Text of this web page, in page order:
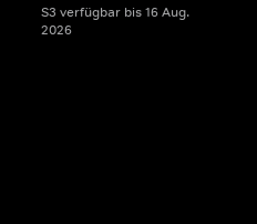
S3 verfügbar bis 16 Aug.
2026